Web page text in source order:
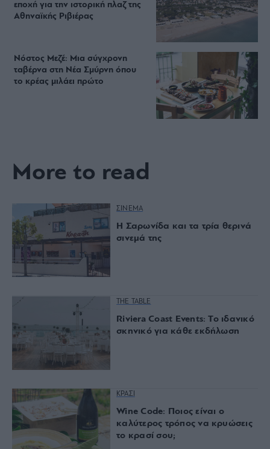
εποχή για την ιστορική πλαζ της
Αθηναϊκής Ριβιέρας
Νόστος Μεζέ: Μια σύγχρονη
ταβέρνα στη Νέα Σμύρνη όπου
το κρέας μιλάει πρώτο
More to read
ΣΙΝΕΜΑ
Η Σαρωνίδα και τα τρία θερινά
σινεμά της
THE TABLE
Riviera Coast Events: Το ιδανικό
σκηνικό για κάθε εκδήλωση
ΚΡΑΣΙ
Wine Code: Ποιος είναι ο
καλύτερος τρόπος να κρυώσεις
το κρασί σου;